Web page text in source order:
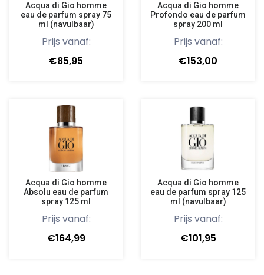
Acqua di Gio homme
eau de parfum spray 75
ml (navulbaar)
Prijs vanaf:
€85,95
Acqua di Gio homme
Profondo eau de parfum
spray 200 ml
Prijs vanaf:
€153,00
Acqua di Gio homme
Absolu eau de parfum
spray 125 ml
Prijs vanaf:
€164,99
Acqua di Gio homme
eau de parfum spray 125
ml (navulbaar)
Prijs vanaf:
€101,95